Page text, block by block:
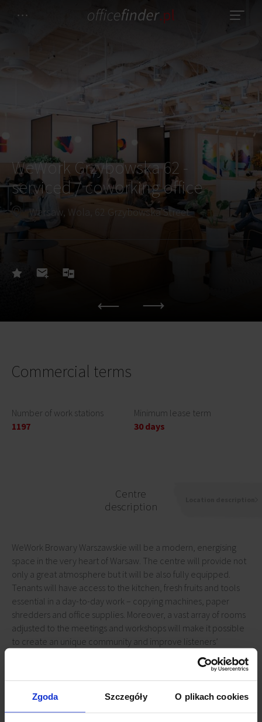
Zgoda Szczegóły O plikach cookies
WeWork Grzybowska 62 -
serviced / coworking office
Warsaw, Wola, 62 Grzybowska Street
Commercial terms
Number of work stations
1197
Minimum lease term
30 days
Centre
description
WeWork Browary Warszawskie will be a modern, energising
space in the very heart of Warsaw. The centre will provide not
only a great atmosphere but it will be also fully equipped.
Tenants will have access to the kitchen, fresh fruits and tools
essential in a day-to-day work – copying machines, paper
shredders and office supplies. Moreover, a vast array of rooms
adjusted to the meetings and workshops will make it possible
to create an unique community and improve listeners’
competencies. Building on its own provides full leeway – there